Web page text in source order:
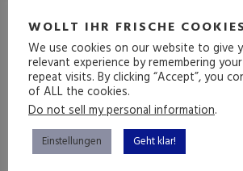
FOLGE
(mehr …)
WOLLT IHR FRISCHE
We use cookies on our website to give
relevant experience by remembering
repeat visits. By clicking “Accept”, you
of ALL the cookies.
Do not sell my personal information.
Einstellungen Geht klar!